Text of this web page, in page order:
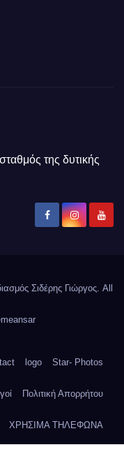
της δυτικής
Σιδέρης Γιώργος. All
logo Star- Photos
Πολιτική Απορρήτου
ΧΡΗΣΙΜΑ ΤΗΛΕΦΩΝΑ